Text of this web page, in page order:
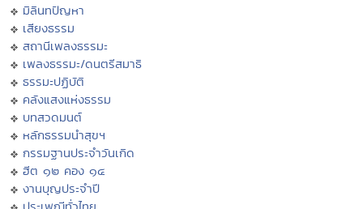
มิลินทปัญหา
เสียงธรรม
สถานีเพลงธรรมะ
เพลงธรรมะ/ดนตรีสมาธิ
ธรรมะปฏิบัติ
คลังแสงแห่งธรรม
บทสวดมนต์
หลักธรรมนำสุขฯ
กรรมฐานประจำวันเกิด
ฮีต ๑๒ คอง ๑๔
งานบุญประจำปี